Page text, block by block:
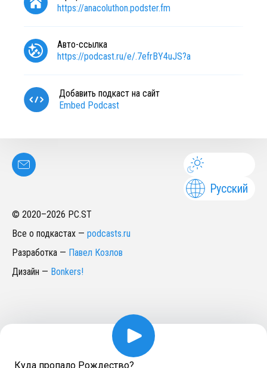
https://anacoluthon.podster.fm
Авто-ссылка
https://podcast.ru/e/.7efrBY4uJS?a
Добавить подкаст на сайт
Embed Podcast
Русский
© 2020–2026 PC.ST
Все о подкастах — podcasts.ru
Разработка — Павел Козлов
Дизайн — Bonkers!
Куда пропало Рождество?